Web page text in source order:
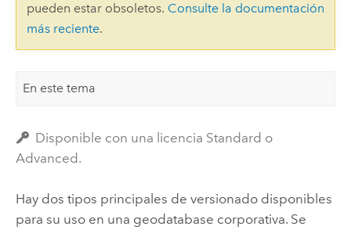
pueden estar obsoletos. Consulte la documentación
más reciente.
En este tema
Disponible con una licencia Standard o
Advanced.
Hay dos tipos principales de versionado disponibles
para su uso en una geodatabase corporativa. Se